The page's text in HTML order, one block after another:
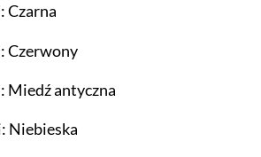
Czarna
Czerwony
Miedź antyczna
Niebieska